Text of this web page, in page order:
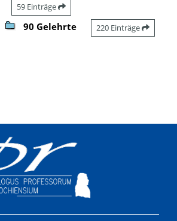
59 Einträge
90 Gelehrte 220 Einträge